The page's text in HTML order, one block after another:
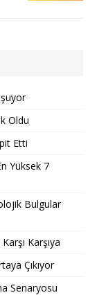
Oldu
Etti
Yüksek 7
Bulgular
Karşıya
Çıkıyor
Senaryosu